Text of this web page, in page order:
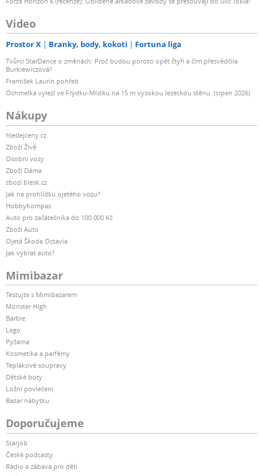
Video
Prostor X Branky, body, kokoti Fortuna liga
Tvůrci StarDance o změnách: Proč budou porotci opět čtyři a čím přesvědčila
Burkiewiczová?
František Laurin pohřeb
Ochmelka vylezl ve Frýdku-Místku na 15 m vysokou lezeckou stěnu. (srpen 2026)
Nákupy
hledejceny.cz
Zboží Živě
Osobní vozy
Zboží Dáma
zbozi.blesk.cz
Jak na prohlídku ojetého vozu?
HobbyKompas
Auto pro začátečníka do 100 000 Kč
Zboží Auto
Ojetá Škoda Octavia
Jak vybrat auto?
Mimibazar
Testujte s Mimibazarem
Monster High
Barbie
Lego
Pyžama
Kosmetika a parfémy
Teplákové soupravy
Dětské boty
Ložní povlečení
Bazar nábytku
Doporučujeme
Starjob
České podcasty
Rádio a zábava pro děti